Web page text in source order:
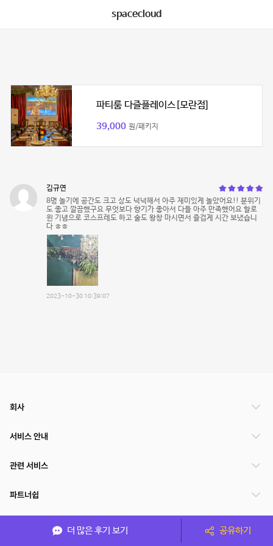
spacecloud
파티룸 다즐플레이스[모란점]
39,000 원/패키지
김규연
8명 놀기에 공간도 크고 상도 넉넉해서 아주 재미있게 놀았어요!! 분위기
도 좋고 깔끔했구요 무엇보다 향기가 좋아서 다들 아주 만족했어요 할로
윈 기념으로 코스프레도 하고 술도 왕창 마시면서 즐겁게 시간 보냈습니
다 ㅎㅎ
2023-10-30 10:39:07
더 많은 후기 보기 공유하기
회사
서비스 안내
관련 서비스
파트너쉽
서비스 제공 국가